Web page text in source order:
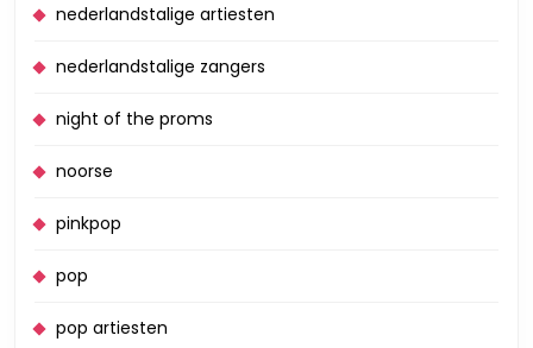
nederlandstalige artiesten
nederlandstalige zangers
night of the proms
noorse
pinkpop
pop
pop artiesten